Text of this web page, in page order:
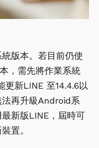
版本。若目前仍使
，需先將作業系統
新LINE 至14.4.6以
法再升級Android系
新版LINE，屆時可
置。